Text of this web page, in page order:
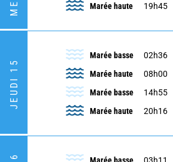
Marée haute
19h45
JEUDI 15
Marée basse 02h36
Marée haute
08h00
Marée basse 14h55
Marée haute
20h16